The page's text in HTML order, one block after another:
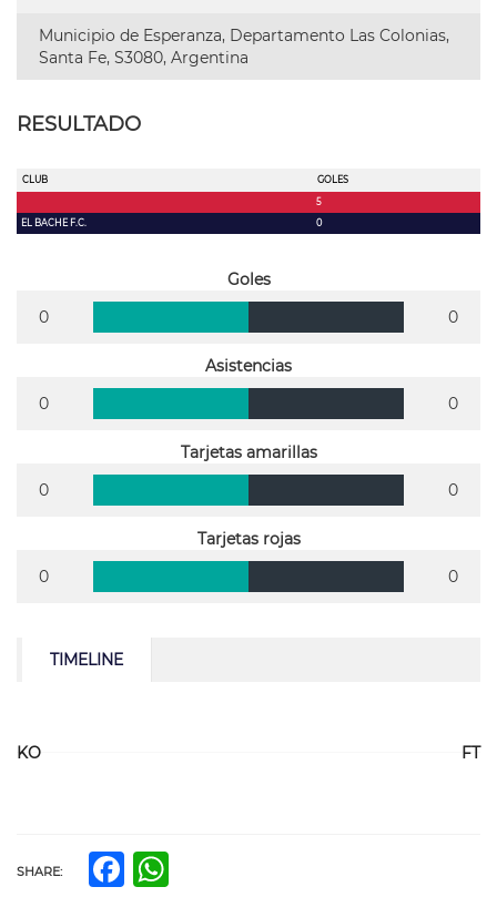
Municipio de Esperanza, Departamento Las Colonias,
Santa Fe, S3080, Argentina
RESULTADO
CLUB
GOLES
5
EL BACHE F.C.
0
Goles
0
0
Asistencias
0
0
Tarjetas amarillas
0
0
Tarjetas rojas
0
0
TIMELINE
KO FT
SHARE: Facebook